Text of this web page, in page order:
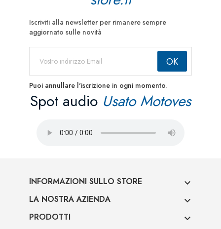
Iscriviti alla newsletter per rimanere sempre
aggiornato sulle novità
Puoi annullare l'iscrizione in ogni momento.
Spot audio Usato Motoves
INFORMAZIONI SULLO STORE 
LA NOSTRA AZIENDA 
PRODOTTI 